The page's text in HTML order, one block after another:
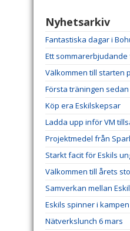
Nyhetsarkiv
Fantastiska dagar i
Ett
Välkommen till starten
Första träningen
Köp era Eskilskepsar
Ladda upp inför VM
Projektmedel från
Starkt facit för Eskils
Välkommen till årets
Samverkan mellan
Eskils spinner i
Nätverkslunch 6 mars